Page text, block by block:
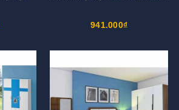
941.000₫